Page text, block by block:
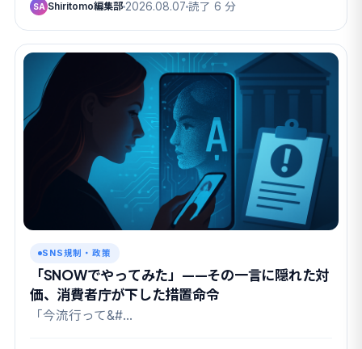
SA Shiritomo編集部 2026.08.07 読了 6 分
SNS規制・政策
「SNOWでやってみた」——その一言に隠れた対
価、消費者庁が下した措置命令
「今流行って&#…